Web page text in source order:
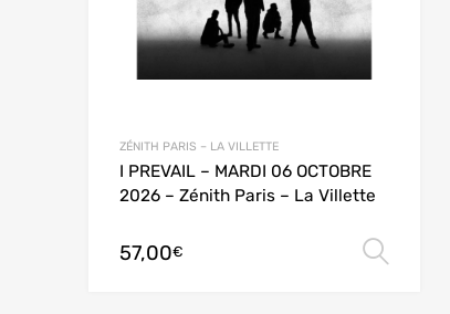
Choix des options
ZÉNITH PARIS – LA VILLETTE
I PREVAIL – MARDI 06 OCTOBRE
2026 – Zénith Paris – La Villette
57,00€